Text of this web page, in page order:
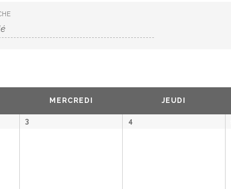
MERCREDI JEUDI
3 4